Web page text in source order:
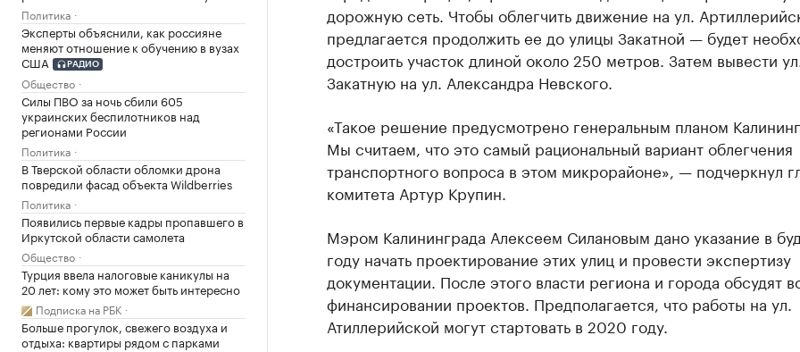
Политика
Эксперты объяснили, как россияне
меняют отношение к обучению в вузах
США
РАДИО
Общество
Силы ПВО за ночь сбили 605
украинских беспилотников над
регионами России
Политика
В Тверской области обломки дрона
повредили фасад объекта Wildberries
Политика
Появились первые кадры пропавшего в
Иркутской области самолета
Общество
Турция ввела налоговые каникулы на
20 лет: кому это может быть интересно
Подписка на РБК
Больше прогулок, свежего воздуха и
отдыха: квартиры рядом с парками
дорожную сеть. Чтобы облегчить движение на ул.
предлагается продолжить ее до улицы Закатной — будет
достроить участок длиной около 250 метров. Затем вывести
Закатную на ул. Александра Невского.
«Такое решение предусмотрено генеральным планом
Мы считаем, что это самый рациональный вариант облегчения
транспортного вопроса в этом микрорайоне», — подчеркнул
комитета Артур Крупин.
Мэром Калининграда Алексеем Силановым дано указание в
году начать проектирование этих улиц и провести экспертизу
документации. После этого власти региона и города обсудят
финансировании проектов. Предполагается, что работы на ул.
Атиллерийской могут стартовать в 2020 году.